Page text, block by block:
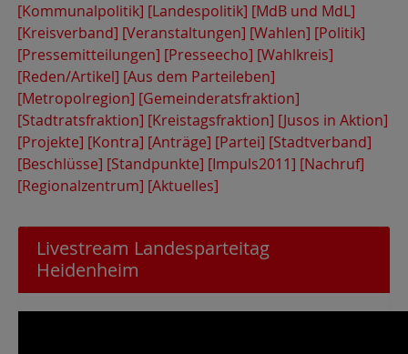
[Kommunalpolitik] [Landespolitik] [MdB und MdL]
[Kreisverband] [Veranstaltungen] [Wahlen] [Politik]
[Pressemitteilungen] [Presseecho] [Wahlkreis]
[Reden/Artikel] [Aus dem Parteileben]
[Metropolregion] [Gemeinderatsfraktion]
[Stadtratsfraktion] [Kreistagsfraktion] [Jusos in Aktion]
[Projekte] [Kontra] [Anträge] [Partei] [Stadtverband]
[Beschlüsse] [Standpunkte] [Impuls2011] [Nachruf]
[Regionalzentrum] [Aktuelles]
Livestream Landesparteitag
Heidenheim